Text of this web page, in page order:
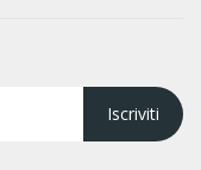
Iscriviti